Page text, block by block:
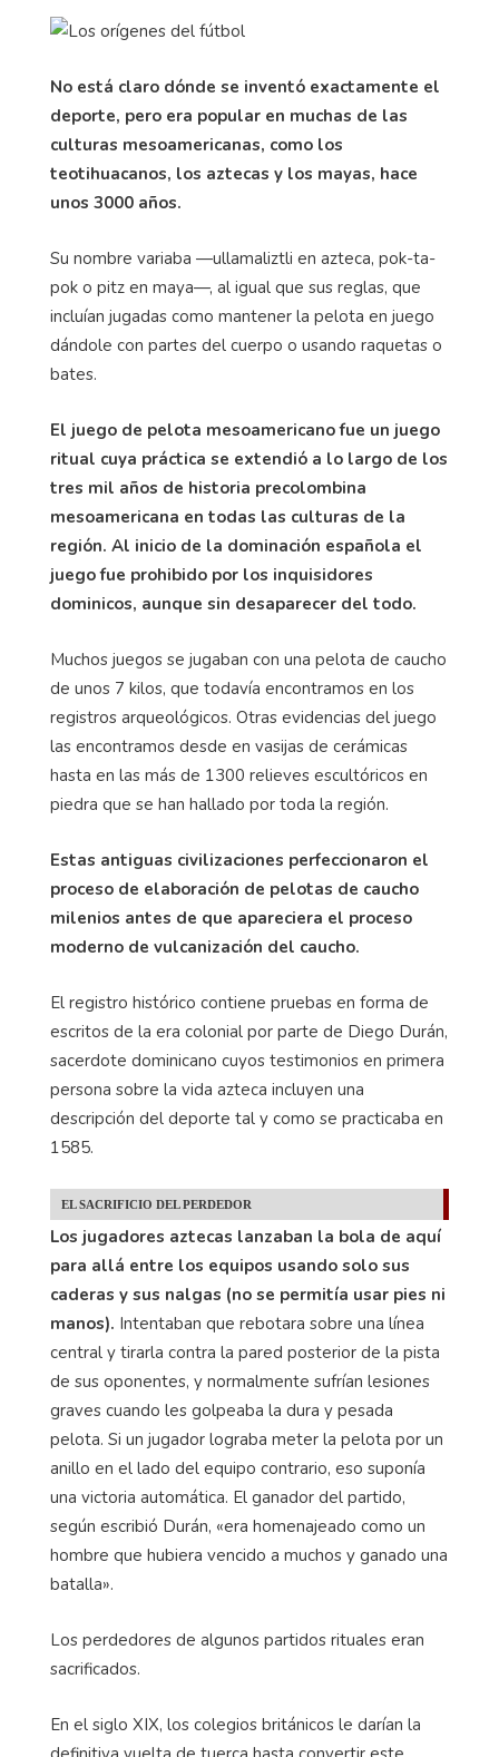
No está claro dónde se inventó exactamente el
deporte, pero era popular en muchas de las
culturas mesoamericanas, como los
teotihuacanos, los aztecas y los mayas, hace
unos 3000 años.
Su nombre variaba —ullamaliztli en azteca, pok-ta-
pok o pitz en maya—, al igual que sus reglas, que
incluían jugadas como mantener la pelota en juego
dándole con partes del cuerpo o usando raquetas o
bates.
El juego de pelota mesoamericano fue un juego
ritual cuya práctica se extendió a lo largo de los
tres mil años de historia precolombina
mesoamericana en todas las culturas de la
región. Al inicio de la dominación española el
juego fue prohibido por los inquisidores
dominicos, aunque sin desaparecer del todo.
Muchos juegos se jugaban con una pelota de caucho
de unos 7 kilos, que todavía encontramos en los
registros arqueológicos. Otras evidencias del juego
las encontramos desde en vasijas de cerámicas
hasta en las más de 1300 relieves escultóricos en
piedra que se han hallado por toda la región.
Estas antiguas civilizaciones perfeccionaron el
proceso de elaboración de pelotas de caucho
milenios antes de que apareciera el proceso
moderno de vulcanización del caucho.
El registro histórico contiene pruebas en forma de
escritos de la era colonial por parte de Diego Durán,
sacerdote dominicano cuyos testimonios en primera
persona sobre la vida azteca incluyen una
descripción del deporte tal y como se practicaba en
1585.
EL SACRIFICIO DEL PERDEDOR
Los jugadores aztecas lanzaban la bola de aquí
para allá entre los equipos usando solo sus
caderas y sus nalgas (no se permitía usar pies ni
manos). Intentaban que rebotara sobre una línea
central y tirarla contra la pared posterior de la pista
de sus oponentes, y normalmente sufrían lesiones
graves cuando les golpeaba la dura y pesada
pelota. Si un jugador lograba meter la pelota por un
anillo en el lado del equipo contrario, eso suponía
una victoria automática. El ganador del partido,
según escribió Durán, «era homenajeado como un
hombre que hubiera vencido a muchos y ganado una
batalla».
Los perdedores de algunos partidos rituales eran
sacrificados.
En el siglo XIX, los colegios británicos le darían la